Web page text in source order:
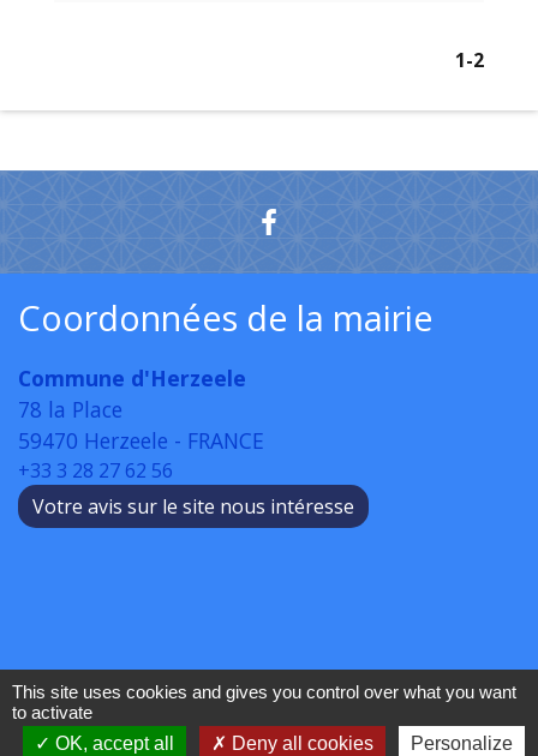
1-2
Coordonnées de la mairie
Commune d'Herzeele
78 la Place
59470 Herzeele - FRANCE
+33 3 28 27 62 56
Votre avis sur le site nous intéresse
This site uses cookies and gives you control over what you want
to activate
OK, accept all
Deny all cookies Personalize